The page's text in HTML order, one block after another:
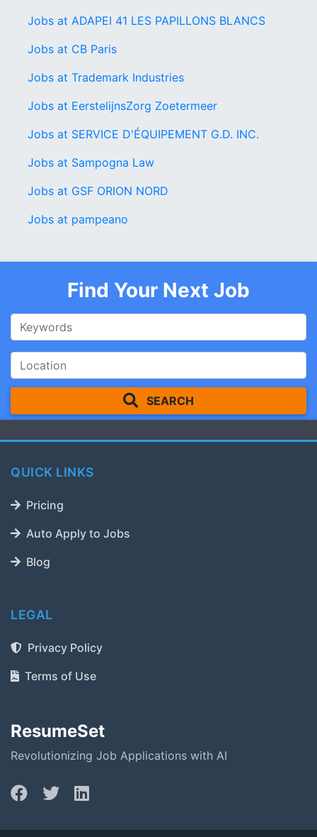
Jobs at ADAPEI 41 LES PAPILLONS BLANCS
Jobs at CB Paris
Jobs at Trademark Industries
Jobs at EerstelijnsZorg Zoetermeer
Jobs at SERVICE D'ÉQUIPEMENT G.D. INC.
Jobs at Sampogna Law
Jobs at GSF ORION NORD
Jobs at pampeano
Find Your Next Job
SEARCH
QUICK LINKS
Pricing
Auto Apply to Jobs
Blog
LEGAL
Privacy Policy
Terms of Use
ResumeSet
Revolutionizing Job Applications with AI